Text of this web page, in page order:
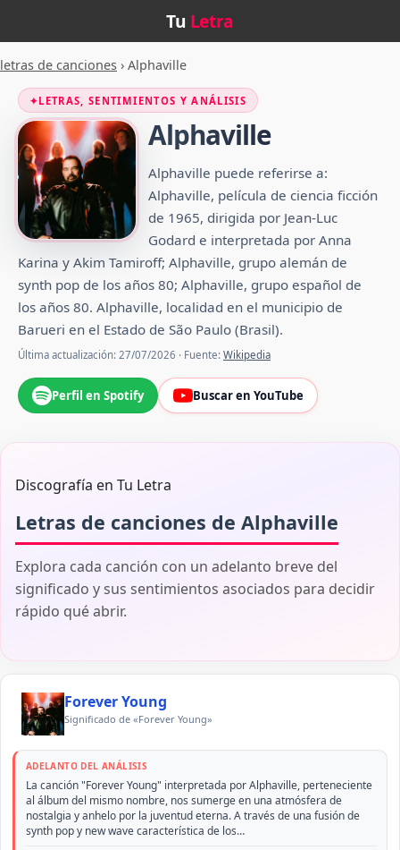
Tu Letra
letras de canciones › Alphaville
✦LETRAS, SENTIMIENTOS Y ANÁLISIS
Alphaville
Alphaville puede referirse a:
Alphaville, película de ciencia ficción
de 1965, dirigida por Jean-Luc
Godard e interpretada por Anna
Karina y Akim Tamiroff; Alphaville, grupo alemán de
synth pop de los años 80; Alphaville, grupo español de
los años 80. Alphaville, localidad en el municipio de
Barueri en el Estado de São Paulo (Brasil).
Última actualización: 27/07/2026 · Fuente: Wikipedia
Perfil en Spotify Buscar en YouTube
Discografía en Tu Letra
Letras de canciones de Alphaville
Explora cada canción con un adelanto breve del
significado y sus sentimientos asociados para decidir
rápido qué abrir.
Forever Young
Significado de «Forever Young»
ADELANTO DEL ANÁLISIS
La canción "Forever Young" interpretada por Alphaville, perteneciente
al álbum del mismo nombre, nos sumerge en una atmósfera de
nostalgia y anhelo por la juventud eterna. A través de una fusión de
synth pop y new wave característica de los…